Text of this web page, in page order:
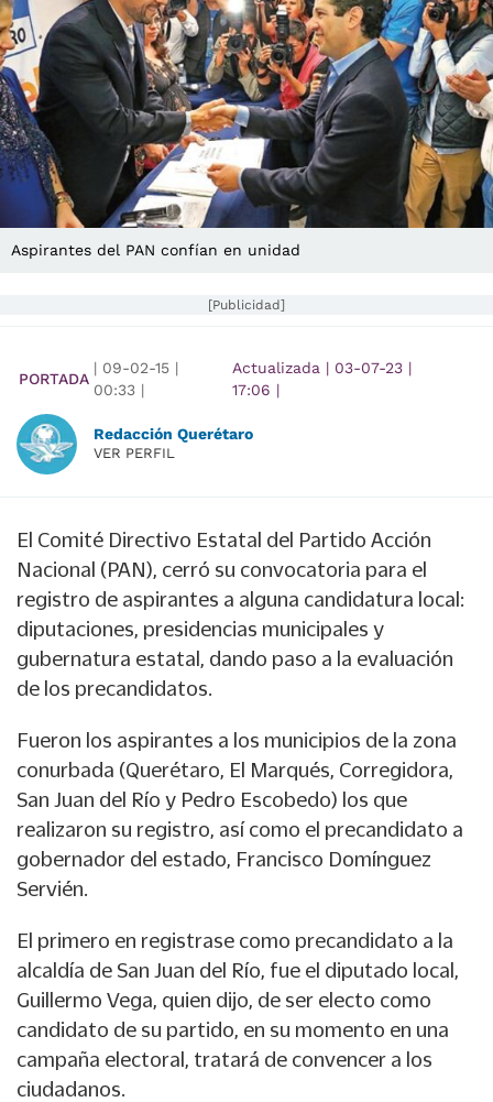
Aspirantes del PAN confían en unidad
[Publicidad]
PORTADA
| 09-02-15 |
00:33 |
Actualizada | 03-07-23 |
17:06 |
Redacción Querétaro
VER PERFIL
El Comité Directivo Estatal del Partido Acción
Nacional (PAN), cerró su convocatoria para el
registro de aspirantes a alguna candidatura local:
diputaciones, presidencias municipales y
gubernatura estatal, dando paso a la evaluación
de los precandidatos.
Fueron los aspirantes a los municipios de la zona
conurbada (Querétaro, El Marqués, Corregidora,
San Juan del Río y Pedro Escobedo) los que
realizaron su registro, así como el precandidato a
gobernador del estado, Francisco Domínguez
Servién.
El primero en registrase como precandidato a la
alcaldía de San Juan del Río, fue el diputado local,
Guillermo Vega, quien dijo, de ser electo como
candidato de su partido, en su momento en una
campaña electoral, tratará de convencer a los
ciudadanos.